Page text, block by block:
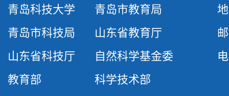
青岛科技大学
青岛市教育局
青岛市科技局
山东省教育厅
山东省科技厅
自然科学基金委
教育部
科学技术部